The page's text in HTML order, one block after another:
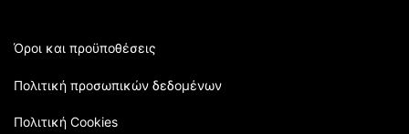
Όροι και προϋποθέσεις
Πολιτική προσωπικών δεδομένων
Πολιτική Cookies